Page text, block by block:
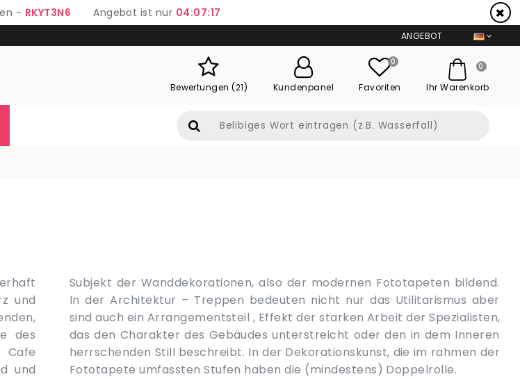
- RKYT3N6 Angebot ist nur 04:07:16
ANGEBOT
Bewertungen (21) Kundenpanel
0
Favoriten
0
Ihr Warenkorb
und
des
Cafe
und
aber
der
Fototapete umfassten Stufen haben die (mindestens) Doppelrolle.